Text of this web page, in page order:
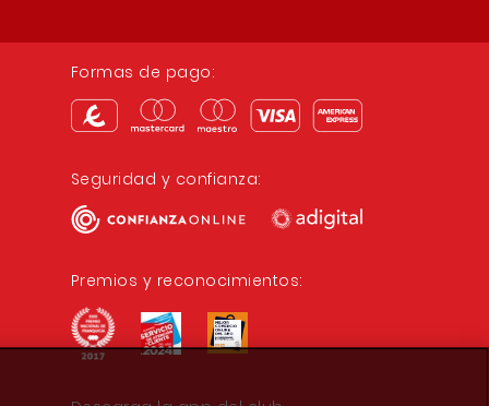
Formas de pago:
Seguridad y confianza:
Premios y reconocimientos: